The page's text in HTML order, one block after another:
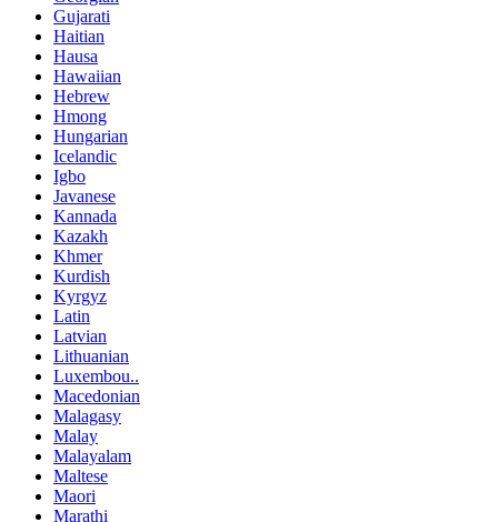
Gujarati
Haitian
Hausa
Hawaiian
Hebrew
Hmong
Hungarian
Icelandic
Igbo
Javanese
Kannada
Kazakh
Khmer
Kurdish
Kyrgyz
Latin
Latvian
Lithuanian
Luxembou..
Macedonian
Malagasy
Malay
Malayalam
Maltese
Maori
Marathi